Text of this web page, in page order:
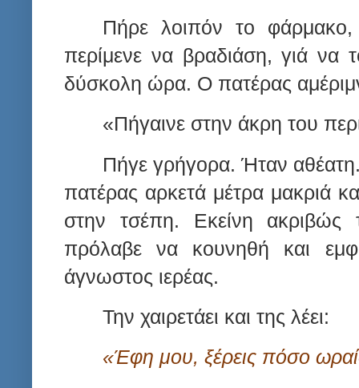
Πήρε λοιπόν το
περίμενε να βραδιάση, γιά
δύσκολη ώρα. Ο πατέρας
«Πήγαινε στην άκρη του
Πήγε γρήγορα. Ήταν
πατέρας αρκετά μέτρα μακριά
στην τσέπη. Εκείνη ακριβώς
πρόλαβε να κουνηθή και
άγνωστος ιερέας.
Την χαιρετάει και της λέει:
«Έφη μου, ξέρεις πόσο